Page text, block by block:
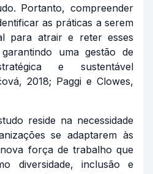
Portanto, compreender
as práticas a serem
para atrair e reter esses
uma gestão de
e sustentável
2018; Paggi e Clowes,
reside na necessidade
se adaptarem às
força de trabalho que
diversidade, inclusão e